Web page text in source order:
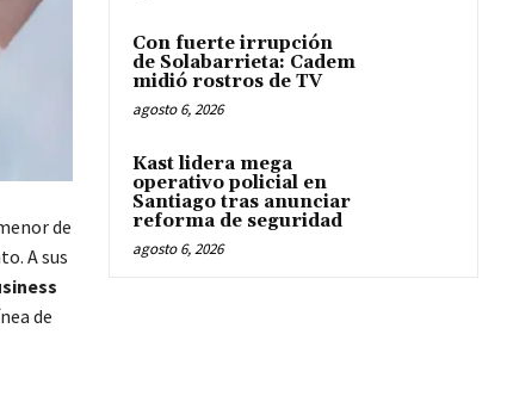
de
A sus
de
Con fuerte irrupción
de Solabarrieta: Cadem
midió rostros de TV
agosto 6, 2026
Kast lidera mega
operativo policial en
Santiago tras anunciar
reforma de seguridad
agosto 6, 2026